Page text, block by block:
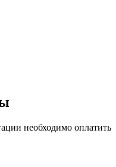
необходимо оплатить